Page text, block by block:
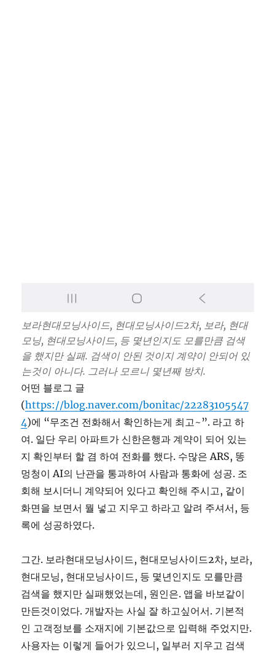
보라현대모닝사이드, 현대모닝사이드2차, 보라, 현대
모닝, 현대모닝사이드, 등 몇년인지도 모를만큼 검색
을 했지만 실패. 검색이 안된 것이지 계약이 안되어 있
는것이 아니다. 그러나 모르니 몇년째 방치.
어떤 블로그 글
(https://blog.naver.com/bonitac/22283105547
4)에 “무조건 전화해서 확인하는게 최고~”. 라고 하
여. 일단 우리 아파트가 신한은행과 계약이 되어 있는
지 확인부터 할 겸 하여 전화를 했다. 수많은 ARS, 똥
멍청이 AI의 난관을 통과하여 사람과 통화에 성공. 조
회해 보시더니 계약되어 있다고 확인해 주시고, 같이
화면을 보면서 뭘 넣고 지우고 하라고 알려 주셔서, 등
록에 성공하였다.
그간. 보라현대모닝사이드, 현대모닝사이드2차, 보라,
현대모닝, 현대모닝사이드, 등 몇년인지도 모를만큼
검색을 했지만 실패했었는데, 원인은. 앱을 바보같이
만든것이었다. 개발자는 사실 잘 하고싶어서. 기본적
인 고객정보를 소재지에 기본값으로 입력해 주었지만.
사용자는 이렇게 들어가 있으니, 일부러 지우고 검색